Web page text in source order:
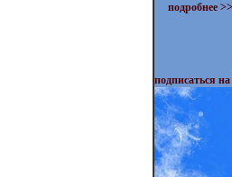
подробнее
подписаться